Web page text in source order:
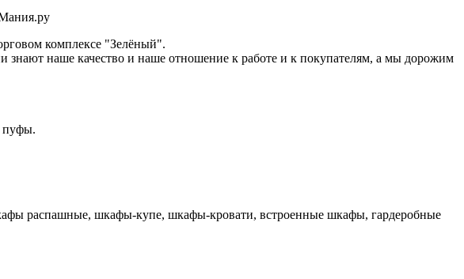
комплексе "Зелёный".
наше качество и наше отношение к работе и к покупателям, а мы дорожим
пуфы.
распашные, шкафы-купе, шкафы-кровати, встроенные шкафы, гардеробные